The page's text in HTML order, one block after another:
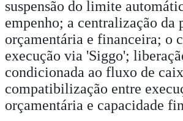
suspensão do limite
empenho; a centralização da
orçamentária e financeira; o
execução via 'Siggo';
condicionada ao fluxo de
compatibilização entre
orçamentária e capacidade